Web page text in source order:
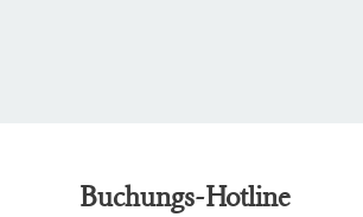
Buchungs-Hotline